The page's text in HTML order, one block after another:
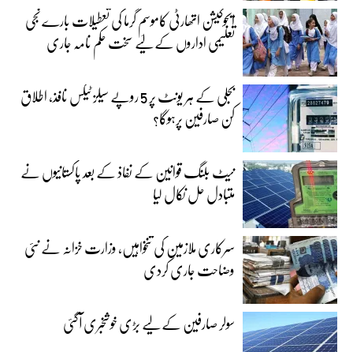
ایجوکیشن اتھارٹی کاموسمِ گرما کی تعطیلات بارے نجی
تعلیمی اداروں کے لیے سخت حکم نامہ جاری
بجلی کے ہر یونٹ پر 5 روپے سیلز ٹیکس نافذ، اطلاق
کن صارفین پرہوگا؟
نیٹ بلنگ قوانین کے نفاذ کے بعد پاکستانیوں نے
متبادل حل نکال لیا
سرکاری ملازمین کی تنخواہیں، وزارت خزانہ نے نئی
وضاحت جاری کردی
سولر صارفین کے لیے بڑی خوشخبری آگئی